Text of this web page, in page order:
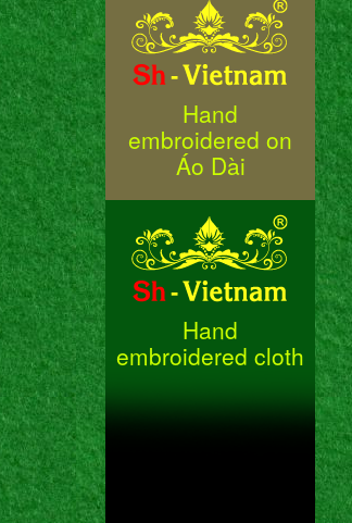
Hand
embroidered on
Áo Dài
Hand
embroidered cloth